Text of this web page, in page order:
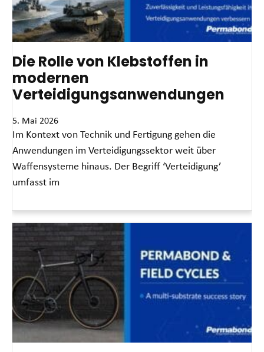
Die Rolle von Klebstoffen in
modernen
Verteidigungsanwendungen
5. Mai 2026
Im Kontext von Technik und Fertigung gehen die
Anwendungen im Verteidigungssektor weit über
Waffensysteme hinaus. Der Begriff ‘Verteidigung’
umfasst im